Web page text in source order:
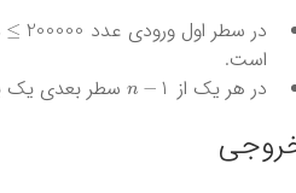
در سطر اول ورودی عدد 200000
است.
در هر یک از
سطر بعدی یک